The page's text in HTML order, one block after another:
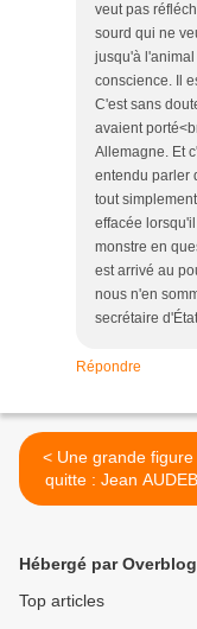
veut pas
sourd qui ne
jusqu'à
conscience. Il
C'est sans
avaient
Allemagne. Et
entendu parler
tout
effacée
monstre en
est arrivé au
nous n'en
secrétaire
Répondre
< Une grande figure nous
quitte : Jean
Hébergé par Overblog
Top articles